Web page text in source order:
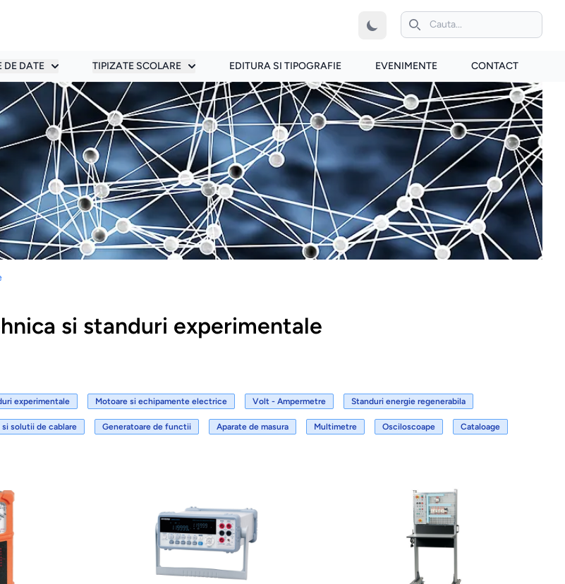
iconita de cautare
BAZE DE DATE TIPIZATE SCOLARE EDITURA SI TIPOGRAFIE EVENIMENTE CONTACT
si standuri experimentale
experimentale Motoare si echipamente electrice Volt - Ampermetre Standuri energie regenerabila
si solutii de cablare Generatoare de functii Aparate de masura Multimetre Osciloscoape Cataloage